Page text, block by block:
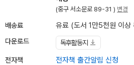
(중구 서소문로 89-31 ) 변경
배송료 유료 (도서 1만5천원 이상
다운로드 독후활동지
전자책 전자책 출간알림 신청